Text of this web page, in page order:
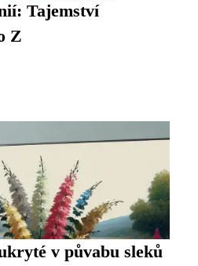
Tajemství
Z
v půvabu sleků